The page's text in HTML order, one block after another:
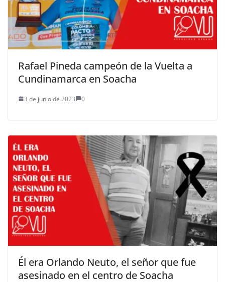
Rafael Pineda campeón de la Vuelta a
Cundinamarca en Soacha
3 de junio de 2023 0
Él era Orlando Neuto, el señor que fue
asesinado en el centro de Soacha